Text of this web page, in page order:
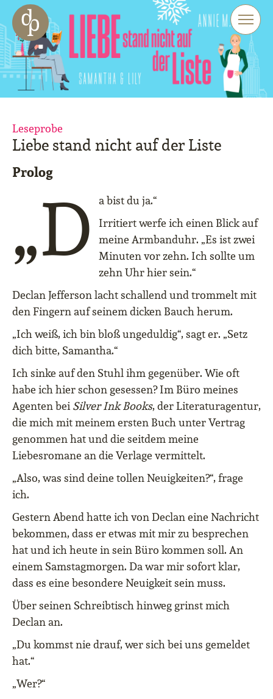
Zum Haupt-Inhalt springen
Zur Navigation springen
Zur Website-Suche springen
Leseprobe
Liebe stand nicht auf der Liste
Prolog
„D
a bist du ja.“
Irritiert werfe ich einen Blick auf
meine Armbanduhr. „Es ist zwei
Minuten vor zehn. Ich sollte um
zehn Uhr hier sein.“
Declan Jefferson lacht schallend und trommelt mit
den Fingern auf seinem dicken Bauch herum.
„Ich weiß, ich bin bloß ungeduldig“, sagt er. „Setz
dich bitte, Samantha.“
Ich sinke auf den Stuhl ihm gegenüber. Wie oft
habe ich hier schon gesessen? Im Büro meines
Agenten beiSilver Ink Books, der Literaturagentur,
die mich mit meinem ersten Buch unter Vertrag
genommen hat und die seitdem meine
Liebesromane an die Verlage vermittelt.
„Also, was sind deine tollen Neuigkeiten?“, frage
ich.
Gestern Abend hatte ich von Declan eine Nachricht
bekommen, dass er etwas mit mir zu besprechen
hat und ich heute in sein Büro kommen soll. An
einem Samstagmorgen. Da war mir sofort klar,
dass es eine besondere Neuigkeit sein muss.
Über seinen Schreibtisch hinweg grinst mich
Declan an.
„Du kommst nie drauf, wer sich bei uns gemeldet
hat.“
„Wer?“